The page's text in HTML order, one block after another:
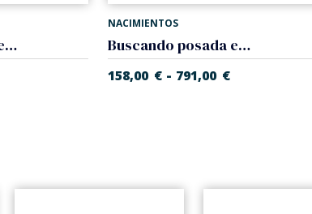
Sagrada Familia (Belen Casales)
NACIMIENTOS
Buscando posada en taberna (Belen Casales)
158,00 € - 791,00 €